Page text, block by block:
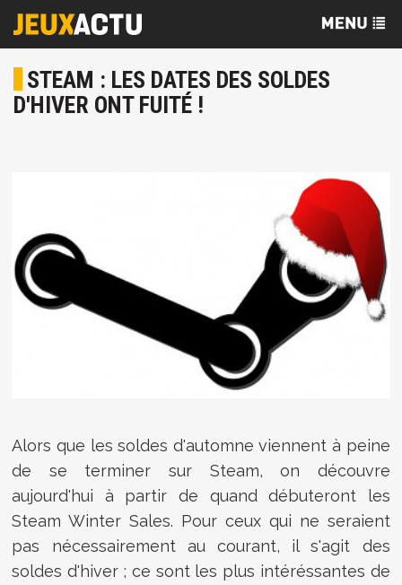
STEAM : LES DATES DES SOLDES
D'HIVER ONT FUITÉ !
Alors que les soldes d'automne viennent à peine
de se terminer sur Steam, on découvre
aujourd'hui à partir de quand débuteront les
Steam Winter Sales. Pour ceux qui ne seraient
pas nécessairement au courant, il s'agit des
soldes d'hiver ; ce sont les plus intéréssantes de